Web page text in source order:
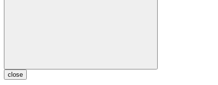
close